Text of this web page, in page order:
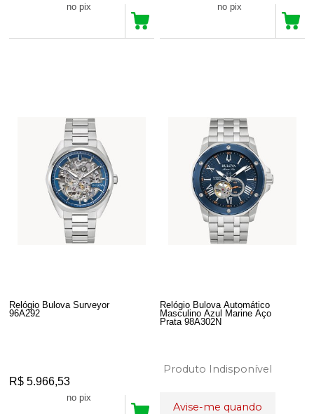
no pix no pix
Relógio Bulova Surveyor
96A292
R$ 5.966,53
no pix
Relógio Bulova Automático
Masculino Azul Marine Aço
Prata 98A302N
Produto Indisponível
Avise-me quando